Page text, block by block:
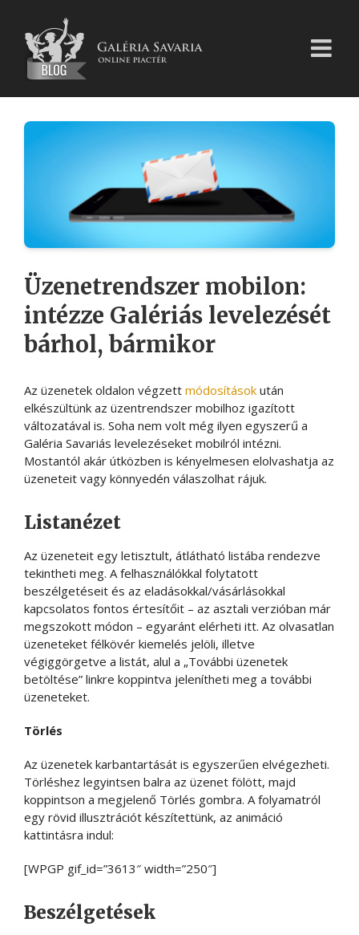
Üzenetrendszer mobilon:
intézze Galériás levelezését
bárhol, bármikor
Az üzenetek oldalon végzett módosítások után
elkészültünk az üzentrendszer mobilhoz igazított
változatával is. Soha nem volt még ilyen egyszerű a
Galéria Savariás levelezéseket mobilról intézni.
Mostantól akár útközben is kényelmesen elolvashatja az
üzeneteit vagy könnyedén válaszolhat rájuk.
Listanézet
Az üzeneteit egy letisztult, átlátható listába rendezve
tekintheti meg. A felhasználókkal folytatott
beszélgetéseit és az eladásokkal/vásárlásokkal
kapcsolatos fontos értesítőit – az asztali verzióban már
megszokott módon – egyaránt elérheti itt. Az olvasatlan
üzeneteket félkövér kiemelés jelöli, illetve
végiggörgetve a listát, alul a „További üzenetek
betöltése” linkre koppintva jelenítheti meg a további
üzeneteket.
Törlés
Az üzenetek karbantartását is egyszerűen elvégezheti.
Törléshez legyintsen balra az üzenet fölött, majd
koppintson a megjelenő Törlés gombra. A folyamatról
egy rövid illusztrációt készítettünk, az animáció
kattintásra indul:
[WPGP gif_id=”3613″ width=”250″]
Beszélgetések